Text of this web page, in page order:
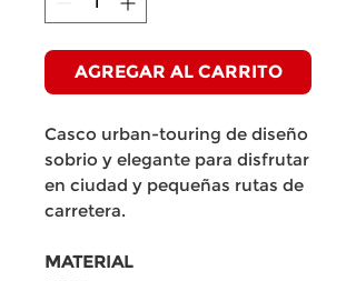
AGREGAR AL CARRITO
Casco urban-touring de diseño
sobrio y elegante para disfrutar
en ciudad y pequeñas rutas de
carretera.
MATERIAL